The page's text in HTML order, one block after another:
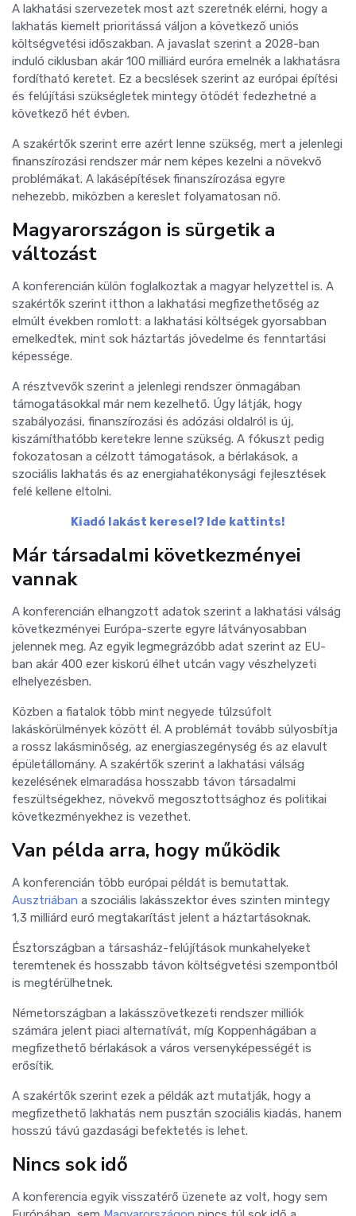
A lakhatási szervezetek most azt szeretnék elérni, hogy a
lakhatás kiemelt prioritássá váljon a következő uniós
költségvetési időszakban. A javaslat szerint a 2028-ban
induló ciklusban akár 100 milliárd euróra emelnék a lakhatásra
fordítható keretet. Ez a becslések szerint az európai építési
és felújítási szükségletek mintegy ötödét fedezhetné a
következő hét évben.
A szakértők szerint erre azért lenne szükség, mert a jelenlegi
finanszírozási rendszer már nem képes kezelni a növekvő
problémákat. A lakásépítések finanszírozása egyre
nehezebb, miközben a kereslet folyamatosan nő.
Magyarországon is sürgetik a
változást
A konferencián külön foglalkoztak a magyar helyzettel is. A
szakértők szerint itthon a lakhatási megfizethetőség az
elmúlt években romlott: a lakhatási költségek gyorsabban
emelkedtek, mint sok háztartás jövedelme és fenntartási
képessége.
A résztvevők szerint a jelenlegi rendszer önmagában
támogatásokkal már nem kezelhető. Úgy látják, hogy
szabályozási, finanszírozási és adózási oldalról is új,
kiszámíthatóbb keretekre lenne szükség. A fókuszt pedig
fokozatosan a célzott támogatások, a bérlakások, a
szociális lakhatás és az energiahatékonysági fejlesztések
felé kellene eltolni.
Kiadó lakást keresel? Ide kattints!
Már társadalmi következményei
vannak
A konferencián elhangzott adatok szerint a lakhatási válság
következményei Európa-szerte egyre látványosabban
jelennek meg. Az egyik legmegrázóbb adat szerint az EU-
ban akár 400 ezer kiskorú élhet utcán vagy vészhelyzeti
elhelyezésben.
Közben a fiatalok több mint negyede túlzsúfolt
lakáskörülmények között él. A problémát tovább súlyosbítja
a rossz lakásminőség, az energiaszegénység és az elavult
épületállomány. A szakértők szerint a lakhatási válság
kezelésének elmaradása hosszabb távon társadalmi
feszültségekhez, növekvő megosztottsághoz és politikai
következményekhez is vezethet.
Van példa arra, hogy működik
A konferencián több európai példát is bemutattak.
Ausztriában a szociális lakásszektor éves szinten mintegy
1,3 milliárd euró megtakarítást jelent a háztartásoknak.
Észtországban a társasház-felújítások munkahelyeket
teremtenek és hosszabb távon költségvetési szempontból
is megtérülhetnek.
Németországban a lakásszövetkezeti rendszer milliók
számára jelent piaci alternatívát, míg Koppenhágában a
megfizethető bérlakások a város versenyképességét is
erősítik.
A szakértők szerint ezek a példák azt mutatják, hogy a
megfizethető lakhatás nem pusztán szociális kiadás, hanem
hosszú távú gazdasági befektetés is lehet.
Nincs sok idő
A konferencia egyik visszatérő üzenete az volt, hogy sem